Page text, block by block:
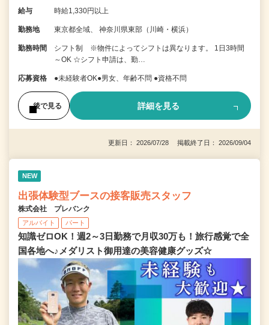
給与 時給1,330円以上
勤務地 東京都全域、 神奈川県東部（川崎・横浜）
勤務時間
シフト制 ※物件によってシフトは異なります。 1日3時間
～OK ☆シフト申請は、勤…
応募資格 ●未経験者OK●男女、年齢不問 ●資格不問
後で見る 詳細を見る
更新日： 2026/07/28 掲載終了日： 2026/09/04
NEW
出張体験型ブースの接客販売スタッフ
株式会社 プレバンク
アルバイト パート
知識ゼロOK！週2～3日勤務で月収30万も！旅行感覚で全
国各地へ♪メダリスト御用達の美容健康グッズ☆